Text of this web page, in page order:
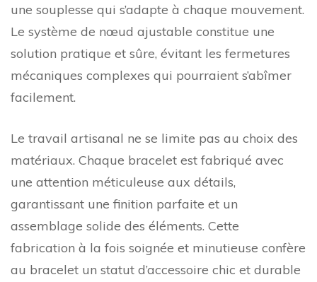
une souplesse qui s’adapte à chaque mouvement.
Le système de nœud ajustable constitue une
solution pratique et sûre, évitant les fermetures
mécaniques complexes qui pourraient s’abîmer
facilement.
Le travail artisanal ne se limite pas au choix des
matériaux. Chaque bracelet est fabriqué avec
une attention méticuleuse aux détails,
garantissant une finition parfaite et un
assemblage solide des éléments. Cette
fabrication à la fois soignée et minutieuse confère
au bracelet un statut d’accessoire chic et durable